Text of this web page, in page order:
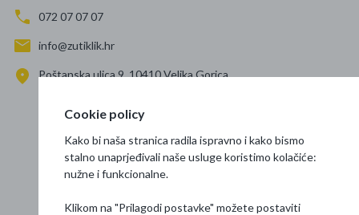
072 07 07 07
info@zutiklik.hr
Poštanska ulica 9, 10410 Velika Gorica
Prati nas
Cookie policy
Kako bi naša stranica radila ispravno i kako bismo
stalno unaprjeđivali naše usluge koristimo kolačiće:
nužne i funkcionalne.
Klikom na "Prilagodi postavke" možete postaviti